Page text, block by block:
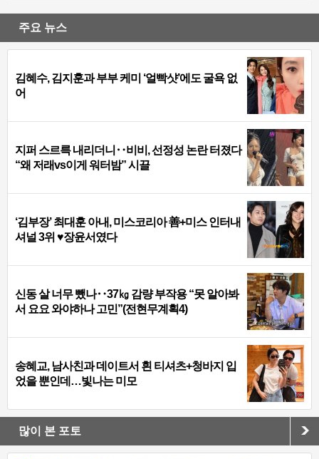
주요 뉴스
김혜수, 김지훈과 부부 케미 ‘얼빡샷’에도 굴욕 없
어
지퍼 스르륵 내리더니‥비비, 선정성 논란 터졌다
“왜 저래vs이게 워터밤” 시끌
‘김부장’ 최대훈 아내, 미스코리아 善+미스 인터내
셔널 3위 ♥장윤서였다
신동 살 너무 뺐나‥37㎏ 감량 부작용 “못 알아봐
서 요요 와야하나 고민”(전현무계획4)
송혜교, 남사친과 데이트서 흰 티셔츠+청바지 입
었을 뿐인데…빛나는 미모
많이 본 포토